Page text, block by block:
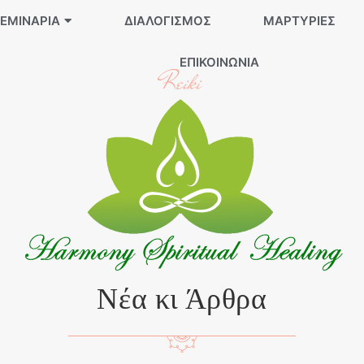
ΔΙΑΛΟΓΙΣΜΌΣ ΜΑΡΤΥΡΊΕΣ
ΕΠΙΚΟΙΝΩΝΊΑ
Reiki
Νέα κι Άρθρα